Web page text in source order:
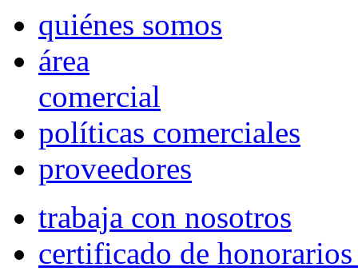
quiénes somos
área
comercial
políticas comerciales
proveedores
trabaja con nosotros
certificado de